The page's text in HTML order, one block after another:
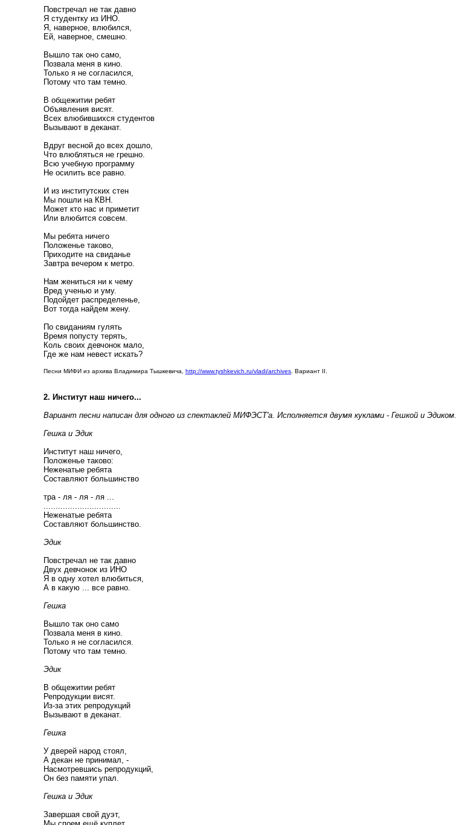
Повстречал не так давно
Я студентку из ИНО.
Я, наверное, влюбился,
Ей, наверное, смешно.
Вышло так оно само,
Позвала меня в кино.
Только я не согласился,
Потому что там темно.
В общежитии ребят
Объявления висят.
Всех влюбившихся студентов
Вызывают в деканат.
Вдруг весной до всех дошло,
Что влюбляться не грешно.
Всю учебную программу
Не осилить все равно.
И из институтских стен
Мы пошли на КВН.
Может кто нас и приметит
Или влюбится совсем.
Мы ребята ничего
Положенье таково,
Приходите на свиданье
Завтра вечером к метро.
Нам жениться ни к чему
Вред ученью и уму.
Подойдет распределенье,
Вот тогда найдем жену.
По свиданиям гулять
Время попусту терять,
Коль своих девчонок мало,
Где же нам невест искать?
Песни МИФИ из архива Владимира Тышкевича, http://www.tyshkevich.ru/vladi/archives . Вариант II.
2. Институт наш ничего...
Вариант песни написан для одного из спектаклей МИФЭСТ'а. Исполняется двумя куклами - Гешкой и Эдиком.
Гешка и Эдик
Институт наш ничего,
Положенье таково:
Неженатые ребята
Составляют большинство
тра - ля - ля - ля ...
................................
Неженатые ребята
Составляют большинство.
Эдик
Повстречал не так давно
Двух девчонок из ИНО
Я в одну хотел влюбиться,
А в какую ... все равно.
Гешка
Вышло так оно само
Позвала меня в кино.
Только я не согласился.
Потому что там темно.
Эдик
В общежитии ребят
Репродукции висят.
Из-за этих репродукций
Вызывают в деканат.
Гешка
У дверей народ стоял,
А декан не принимал, -
Насмотревшись репродукций,
Он без памяти упал.
Гешка и Эдик
Завершая свой дуэт,